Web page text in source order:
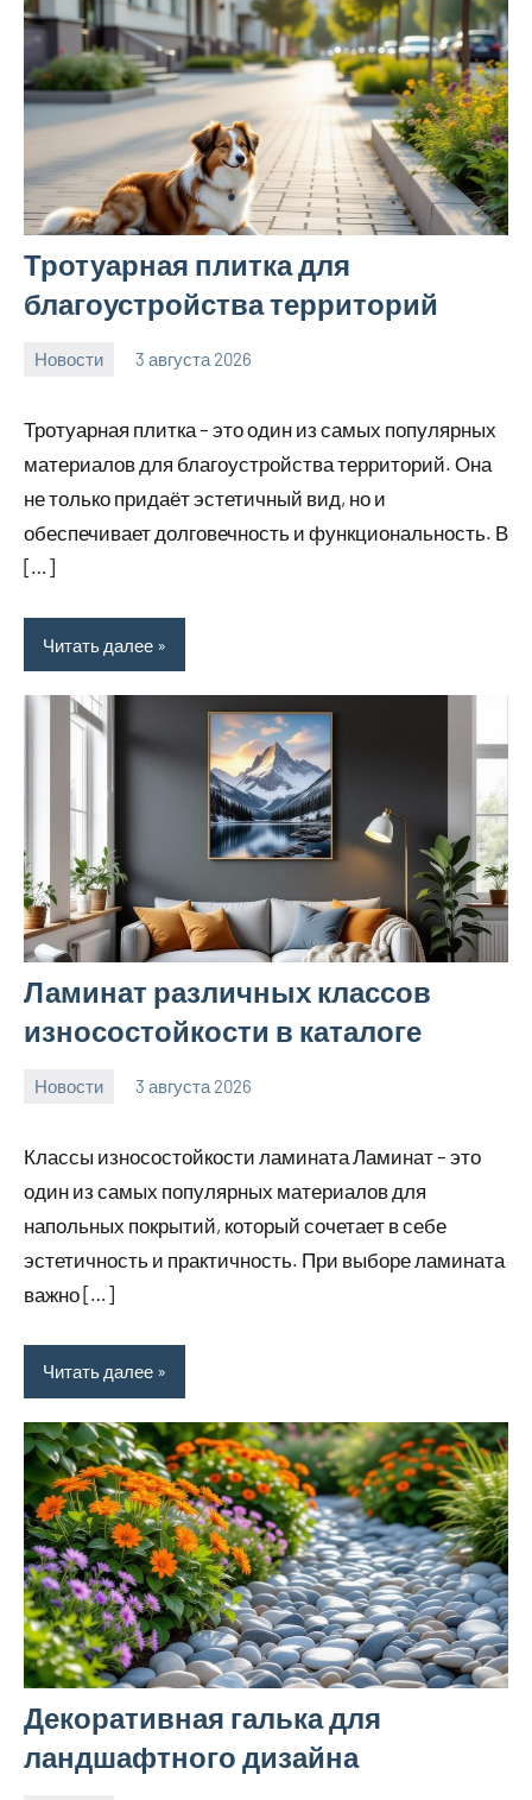
Тротуарная плитка для
благоустройства территорий
Новости 3 августа 2026
Тротуарная плитка – это один из самых популярных
материалов для благоустройства территорий. Она
не только придаёт эстетичный вид, но и
обеспечивает долговечность и функциональность. В
[…]
Читать далее
Ламинат различных классов
износостойкости в каталоге
Новости 3 августа 2026
Классы износостойкости ламината Ламинат – это
один из самых популярных материалов для
напольных покрытий, который сочетает в себе
эстетичность и практичность. При выборе ламината
важно […]
Читать далее
Декоративная галька для
ландшафтного дизайна